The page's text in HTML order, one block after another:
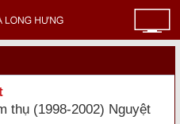
thụ (1998-2002) Nguyệt